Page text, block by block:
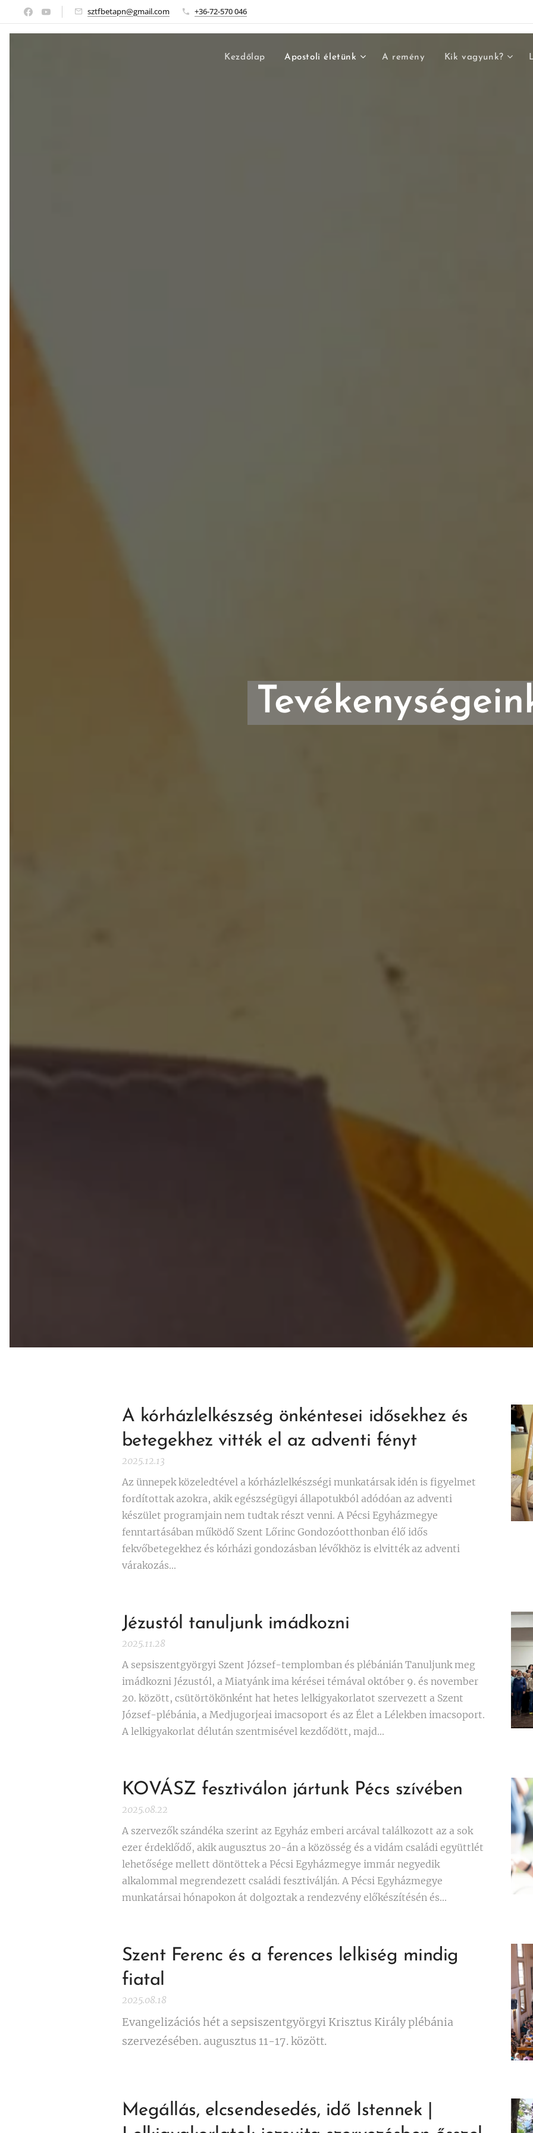
sztfbetapn@gmail.com +36-72-570 046
Kezdőlap Apostoli életünk A remény Kik vagyunk?
A kórházlelkészség önkéntesei idősekhez és
betegekhez vitték el az adventi fényt
2025.12.13
Az ünnepek közeledtével a kórházlelkészségi munkatársak idén is figyelmet
fordítottak azokra, akik egészségügyi állapotukból adódóan az adventi
készület programjain nem tudtak részt venni. A Pécsi Egyházmegye
fenntartásában működő Szent Lőrinc Gondozóotthonban élő idős
fekvőbetegekhez és kórházi gondozásban lévőkhöz is elvitték az adventi
várakozás...
Jézustól tanuljunk imádkozni
2025.11.28
A sepsiszentgyörgyi Szent József-templomban és plébánián Tanuljunk meg
imádkozni Jézustól, a Miatyánk ima kérései témával október 9. és november
20. között, csütörtökönként hat hetes lelkigyakorlatot szervezett a Szent
József-plébánia, a Medjugorjeai imacsoport és az Élet a Lélekben imacsoport.
A lelkigyakorlat délután szentmisével kezdődött, majd...
KOVÁSZ fesztiválon jártunk Pécs szívében
2025.08.22
A szervezők szándéka szerint az Egyház emberi arcával találkozott az a sok
ezer érdeklődő, akik augusztus 20-án a közösség és a vidám családi együttlét
lehetősége mellett döntöttek a Pécsi Egyházmegye immár negyedik
alkalommal megrendezett családi fesztiválján. A Pécsi Egyházmegye
munkatársai hónapokon át dolgoztak a rendezvény előkészítésén és...
Szent Ferenc és a ferences lelkiség mindig
fiatal
2025.08.18
Evangelizációs hét a sepsiszentgyörgyi Krisztus Király plébánia
szervezésében. augusztus 11-17. között.
Megállás, elcsendesedés, idő Istennek |